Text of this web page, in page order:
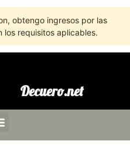
obtengo ingresos por las
requisitos aplicables.
Decuero.net